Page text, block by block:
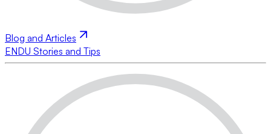
Blog and Articles
ENDU Stories and Tips